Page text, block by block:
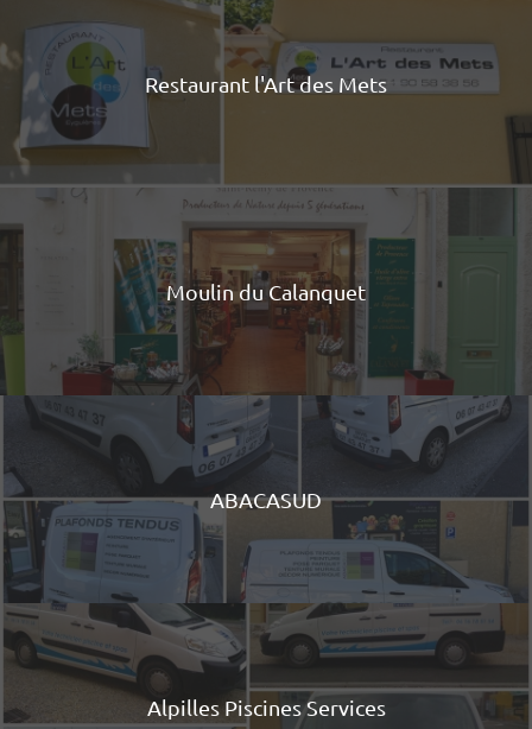
Restaurant l'Art des Mets
Moulin du Calanquet
ABACASUD
Alpilles Piscines Services